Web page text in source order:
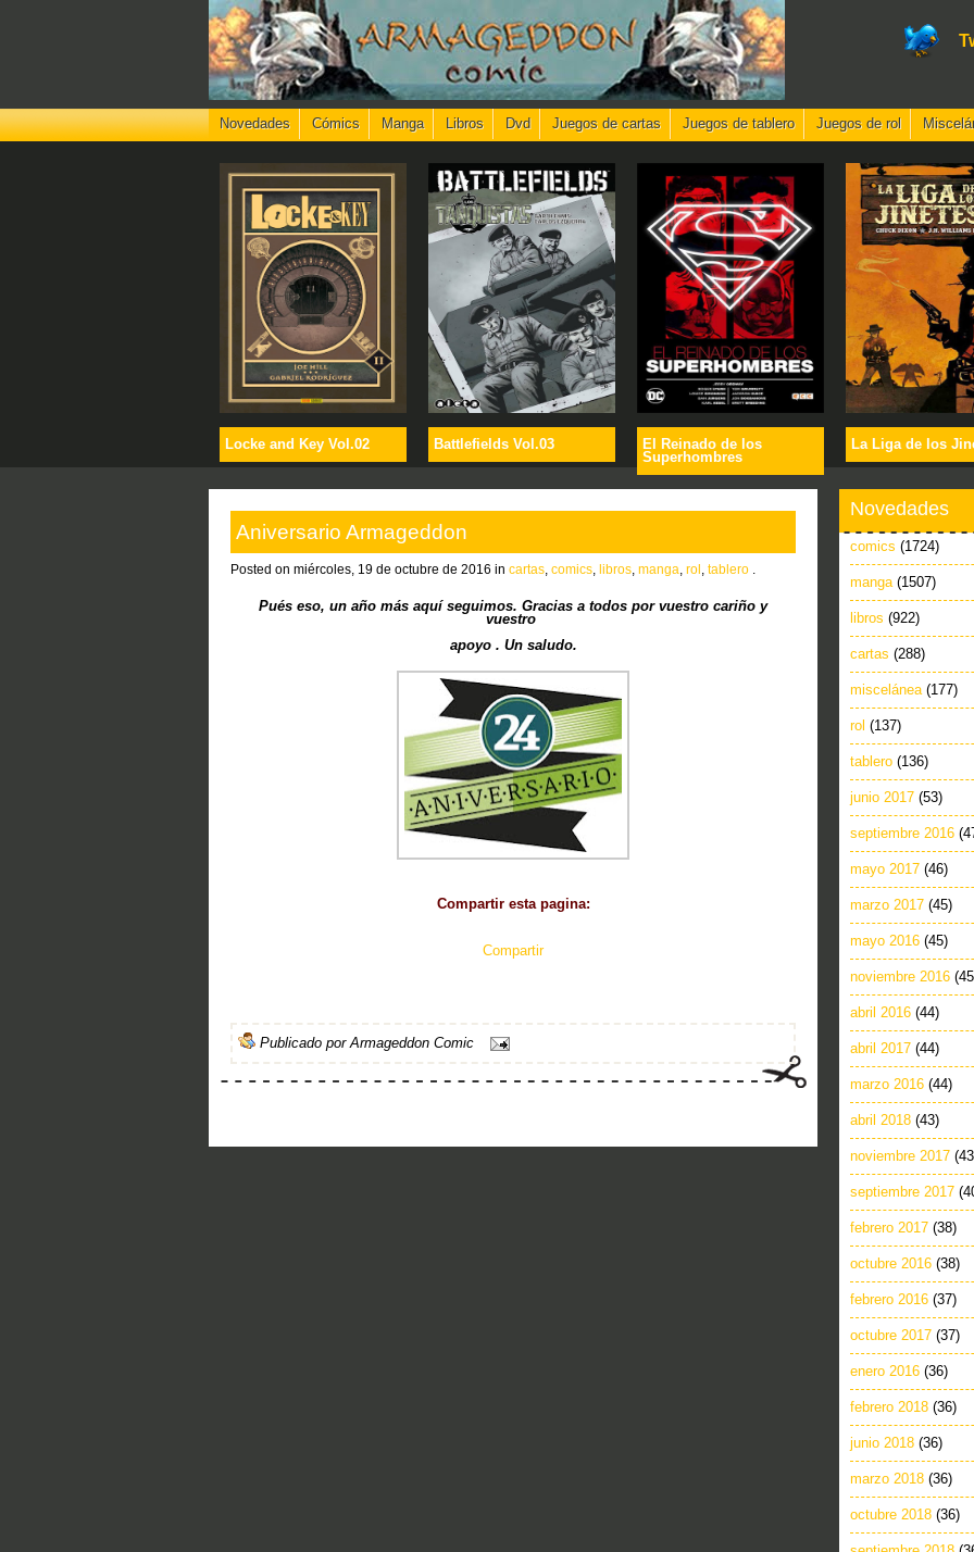
Novedades Cómics Manga Libros Dvd Juegos de cartas Juegos de tablero Juegos de rol
Locke and Key Vol.02 Battlefields Vol.03
El Reinado de los
Superhombres
La Liga de los
Aniversario Armageddon
Posted on miércoles, 19 de octubre de 2016 in cartas comics libros manga rol tablero
Pués eso, un año más aquí seguimos. Gracias a todos por vuestro cariño y
vuestro
apoyo . Un saludo.
Compartir esta pagina:
Compartir
Publicado porArmageddon Comic
Novedades
comics (1724)
manga (1507)
libros (922)
cartas (288)
miscelánea (177)
rol (137)
tablero (136)
junio 2017 (53)
septiembre 2016
mayo 2017 (46)
marzo 2017 (45)
mayo 2016 (45)
noviembre 2016
abril 2016 (44)
abril 2017 (44)
marzo 2016 (44)
abril 2018 (43)
noviembre 2017
septiembre 2017
febrero 2017 (38)
octubre 2016 (38)
febrero 2016 (37)
octubre 2017 (37)
enero 2016 (36)
febrero 2018 (36)
junio 2018 (36)
marzo 2018 (36)
octubre 2018 (36)